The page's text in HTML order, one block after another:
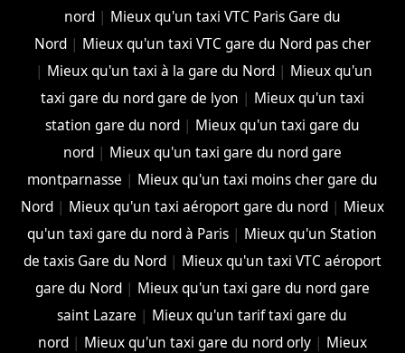
nord| Mieux qu'un taxi VTC Paris Gare du
Nord| Mieux qu'un taxi VTC gare du Nord pas cher
| Mieux qu'un taxi à la gare du Nord | Mieux qu'un
taxi gare du nord gare de lyon | Mieux qu'un taxi
station gare du nord| Mieux qu'un taxi gare du
nord| Mieux qu'un taxi gare du nord gare
montparnasse | Mieux qu'un taxi moins cher gare du
Nord| Mieux qu'un taxi aéroport gare du nord| Mieux
qu'un taxi gare du nord à Paris | Mieux qu'un Station
de taxis Gare du Nord| Mieux qu'un taxi VTC aéroport
gare du Nord| Mieux qu'un taxi gare du nord gare
saint Lazare | Mieux qu'un tarif taxi gare du
nord| Mieux qu'un taxi gare du nord orly| Mieux